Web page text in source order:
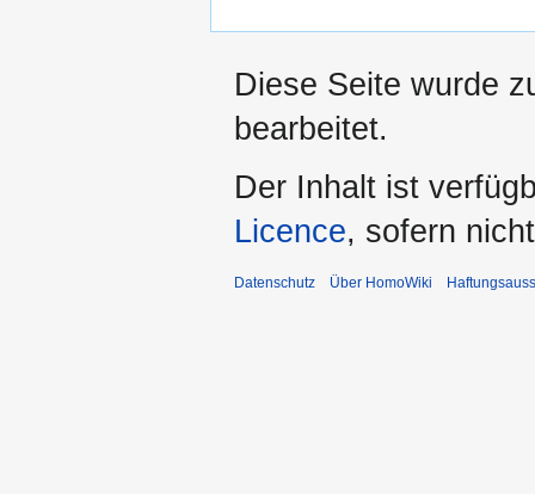
Diese Seite wurde
bearbeitet.
Der Inhalt ist
Licence, sofern
Datenschutz Über HomoWiki